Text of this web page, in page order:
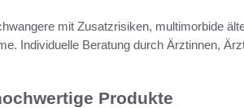
mit Zusatzrisiken, multimorbide
Individuelle Beratung durch Ärztinnen,
Produkte